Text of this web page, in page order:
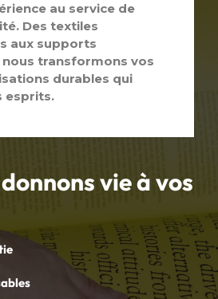
vie à vos
au service de
Des textiles
aux supports
transformons vos
durables qui
esprits.